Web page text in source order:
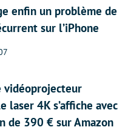
enfin un problème de
sur l’iPhone
vidéoprojecteur
laser 4K s’affiche avec
de 390 € sur Amazon